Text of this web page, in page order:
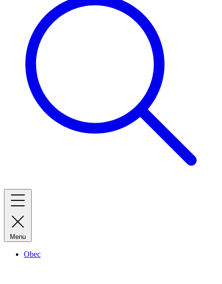
Menu
Obec